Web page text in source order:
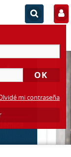
mi contraseña